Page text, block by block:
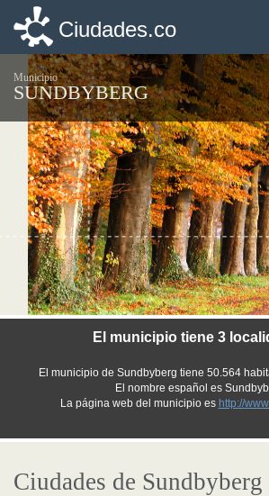
Ciudades.co
Municipio
SUNDBYBERG
El municipio tiene 3
El municipio de Sundbyberg tiene 50.564
El nombre español es
La página web del municipio es http://
Ciudades de Sundbyberg
Ciudades.co